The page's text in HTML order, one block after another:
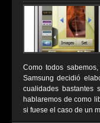
Como todos
Samsung decidió
cualidades bastantes
hablaremos de como
si fuese el caso de un